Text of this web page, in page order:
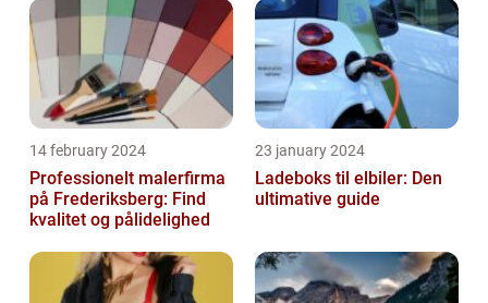
14 february 2024
Professionelt malerfirma
på Frederiksberg: Find
kvalitet og pålidelighed
23 january 2024
Ladeboks til elbiler: Den
ultimative guide